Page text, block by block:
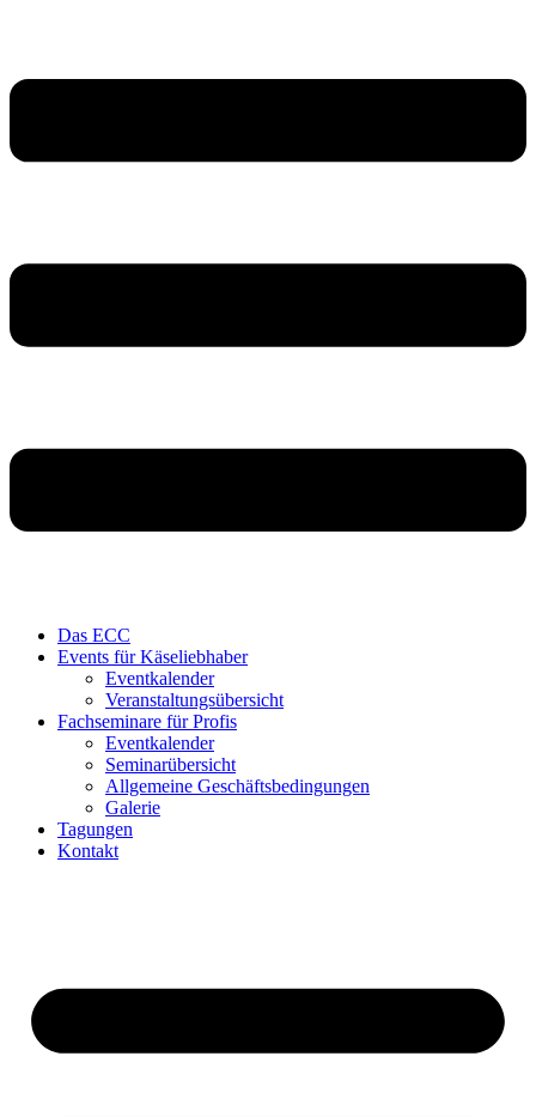
Das ECC
Events für Käseliebhaber
Eventkalender
Veranstaltungsübersicht
Fachseminare für Profis
Eventkalender
Seminarübersicht
Allgemeine Geschäftsbedingungen
Galerie
Tagungen
Kontakt